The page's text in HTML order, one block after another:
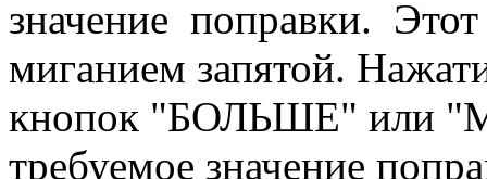
значение поправки.
миганием запятой.
кнопок "БОЛЬШЕ" или
требуемое значение